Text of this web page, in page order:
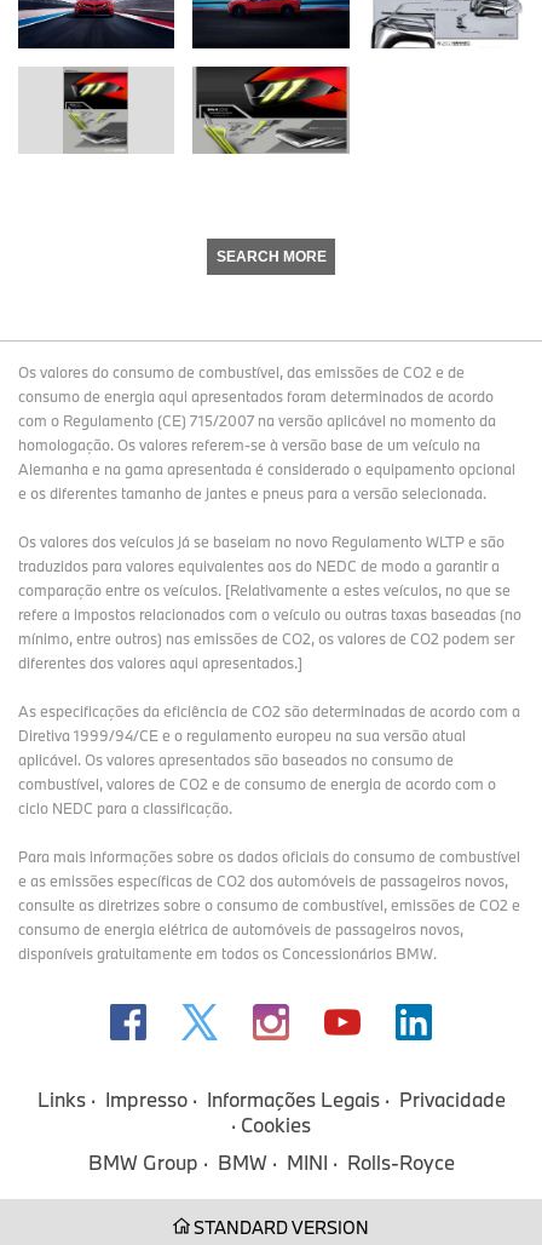
SEARCH MORE
Os valores do consumo de combustível, das emissões de CO2 e de
consumo de energia aqui apresentados foram determinados de acordo
com o Regulamento (CE) 715/2007 na versão aplicável no momento da
homologação. Os valores referem-se à versão base de um veículo na
Alemanha e na gama apresentada é considerado o equipamento opcional
e os diferentes tamanho de jantes e pneus para a versão selecionada.
Os valores dos veículos já se baseiam no novo Regulamento WLTP e são
traduzidos para valores equivalentes aos do NEDC de modo a garantir a
comparação entre os veículos. [Relativamente a estes veículos, no que se
refere a impostos relacionados com o veículo ou outras taxas baseadas (no
mínimo, entre outros) nas emissões de CO2, os valores de CO2 podem ser
diferentes dos valores aqui apresentados.]
As especificações da eficiência de CO2 são determinadas de acordo com a
Diretiva 1999/94/CE e o regulamento europeu na sua versão atual
aplicável. Os valores apresentados são baseados no consumo de
combustível, valores de CO2 e de consumo de energia de acordo com o
ciclo NEDC para a classificação.
Para mais informações sobre os dados oficiais do consumo de combustível
e as emissões específicas de CO2 dos automóveis de passageiros novos,
consulte as diretrizes sobre o consumo de combustível, emissões de CO2 e
consumo de energia elétrica de automóveis de passageiros novos,
disponíveis gratuitamente em todos os Concessionários BMW.
Links Impresso Informações Legais
Privacidade
Cookies
BMW Group
BMW MINI Rolls-Royce
STANDARD VERSION